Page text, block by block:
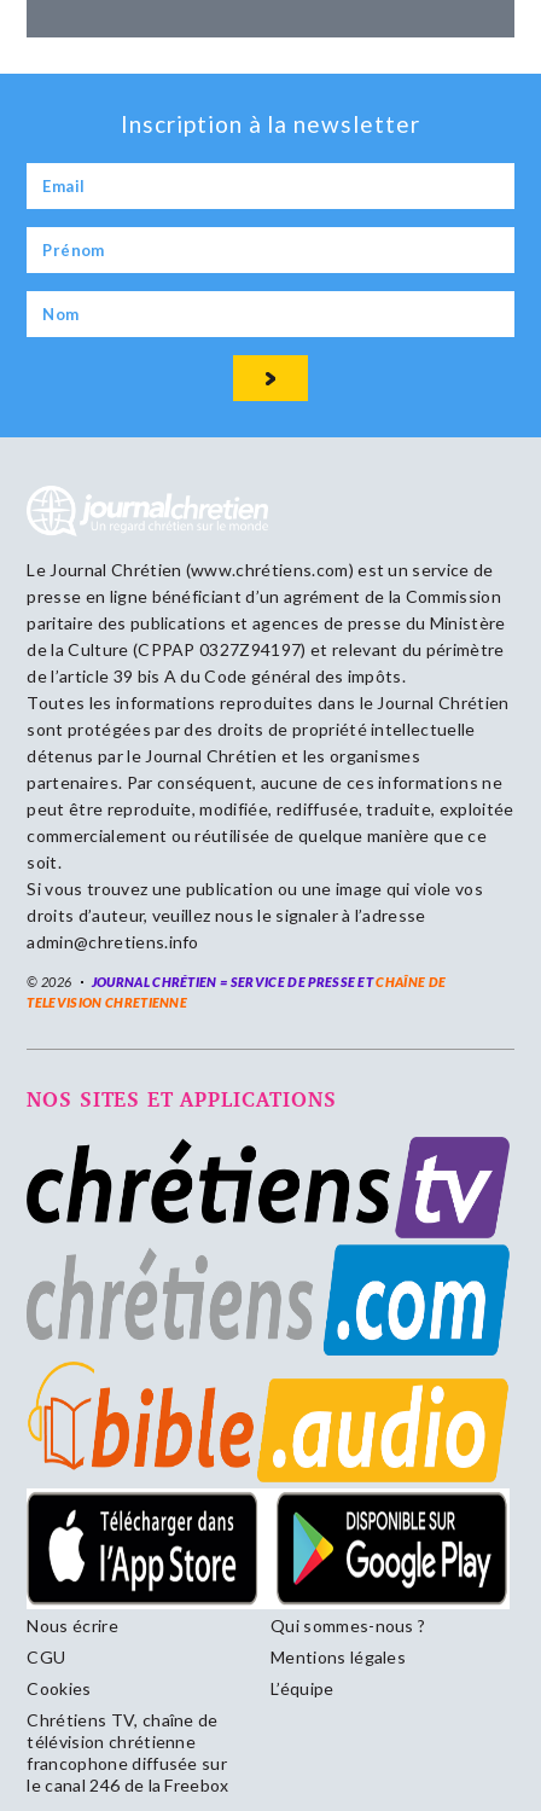
Inscription à la newsletter
Le Journal Chrétien (www.chrétiens.com) est un service de
presse en ligne bénéficiant d’un agrément de la Commission
paritaire des publications et agences de presse du Ministère
de la Culture (CPPAP 0327Z94197) et relevant du périmètre
de l’article 39 bis A du Code général des impôts.
Toutes les informations reproduites dans le Journal Chrétien
sont protégées par des droits de propriété intellectuelle
détenus par le Journal Chrétien et les organismes
partenaires. Par conséquent, aucune de ces informations ne
peut être reproduite, modifiée, rediffusée, traduite, exploitée
commercialement ou réutilisée de quelque manière que ce
soit.
Si vous trouvez une publication ou une image qui viole vos
droits d’auteur, veuillez nous le signaler à l’adresse
admin@chretiens.info
© 2026 JOURNAL CHRÉTIEN = SERVICE DE PRESSE ETCHAÎNE DE
TELEVISION CHRETIENNE
NOS SITES ET APPLICATIONS
Nous écrire
Qui sommes-nous ?
CGU
Mentions légales
Cookies
L’équipe
Chrétiens TV, chaîne de
télévision chrétienne
francophone diffusée sur
le canal 246 de la Freebox